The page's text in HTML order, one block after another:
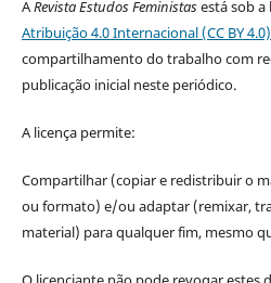
ARevista Estudos Feministasestá sob a
Atribuição 4.0 Internacional (CC BY 4.0)
compartilhamento do trabalho com
publicação inicial neste periódico.
A licença permite:
Compartilhar (copiar e redistribuir o
ou formato) e/ou adaptar (remixar,
material) para qualquer fim, mesmo